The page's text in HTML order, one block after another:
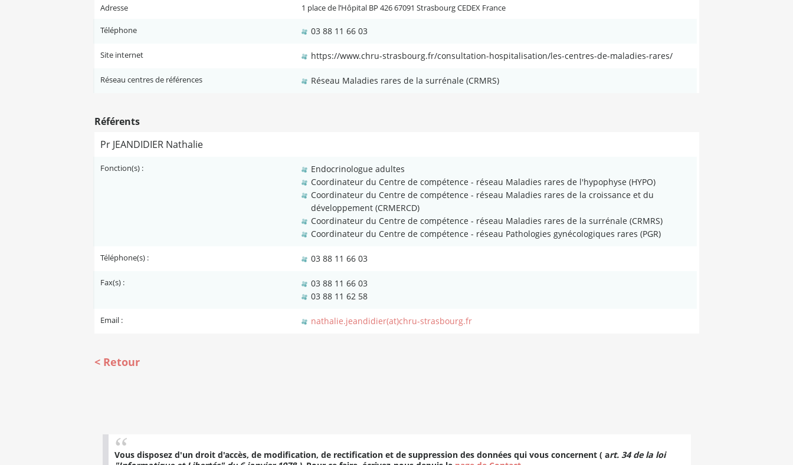
Adresse 1 place de l’Hôpital BP 426 67091 Strasbourg CEDEX France
Téléphone 03 88 11 66 03
Site internet https://www.chru-strasbourg.fr/consultation-hospitalisation/les-centres-de-maladies-rares/
Réseau centres de références Réseau Maladies rares de la surrénale (CRMRS)
Référents
Pr JEANDIDIER Nathalie
Fonction(s) :
Endocrinologue adultes
Coordinateur du Centre de compétence - réseau Maladies rares de l'hypophyse (HYPO)
Coordinateur du Centre de compétence - réseau Maladies rares de la croissance et du
développement (CRMERCD)
Coordinateur du Centre de compétence - réseau Maladies rares de la surrénale (CRMRS)
Coordinateur du Centre de compétence - réseau Pathologies gynécologiques rares (PGR)
Téléphone(s) : 03 88 11 66 03
Fax(s) :
03 88 11 66 03
03 88 11 62 58
Email : nathalie.jeandidier(at)chru-strasbourg.fr
Retour
Vous disposez d'un droit d'accès, de modification, de rectification et de suppression des données qui vous concernent ( art. 34 de la loi